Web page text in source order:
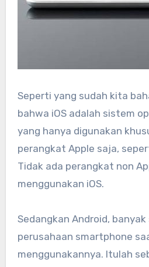
Seperti yang sudah kita
bahwa iOS adalah sistem
yang hanya digunakan
perangkat Apple saja,
Tidak ada perangkat non
menggunakan iOS.
Sedangkan Android,
perusahaan smartphone
menggunakannya. Itulah